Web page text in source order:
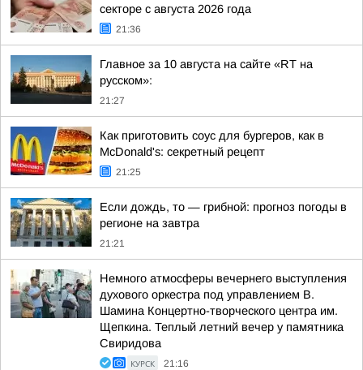
секторе с августа 2026 года
21:36
Главное за 10 августа на сайте «RT на
русском»:
21:27
Как приготовить соус для бургеров, как в
McDonald's: секретный рецепт
21:25
Если дождь, то — грибной: прогноз погоды в
регионе на завтра
21:21
Немного атмосферы вечернего выступления
духового оркестра под управлением В.
Шамина Концертно-творческого центра им.
Щепкина. Теплый летний вечер у памятника
Свиридова
КУРСК 21:16